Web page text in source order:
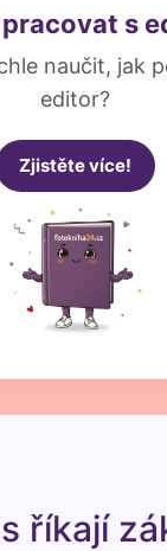
s
naučit, jak
editor?
Zjistěte více!
říkají